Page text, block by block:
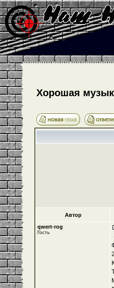
Хорошая
Автор
qwert-rog
Гость